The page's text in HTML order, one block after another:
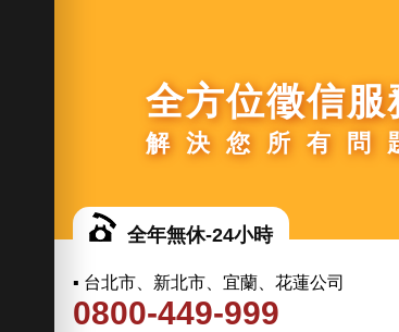
全方位徵信服
解決您所有問
全年無休-24小時
▪ 台北市、新北市、宜蘭、花蓮公司
0800-449-999